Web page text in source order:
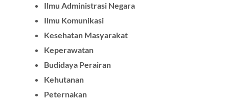
Ilmu Administrasi Negara
Ilmu Komunikasi
Kesehatan Masyarakat
Keperawatan
Budidaya Perairan
Kehutanan
Peternakan